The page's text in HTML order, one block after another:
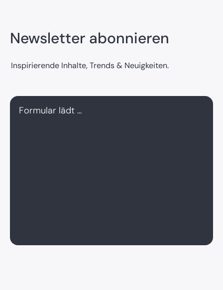
Newsletter abonnieren
Inspirierende Inhalte, Trends & Neuigkeiten.
Formular lädt ...